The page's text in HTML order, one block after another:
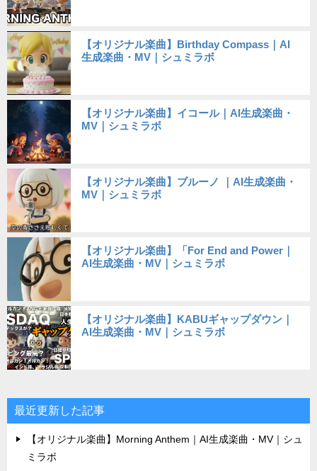
【オリジナル楽曲】Birthday Compass｜AI
生成楽曲・MV｜シュミラボ
【オリジナル楽曲】イコール｜AI生成楽曲・
MV｜シュミラボ
【オリジナル楽曲】ブルーノ ｜AI生成楽曲・
MV｜シュミラボ
【オリジナル楽曲】「For End and Power｜
AI生成楽曲・MV｜シュミラボ
【オリジナル楽曲】KABUギャップダウン｜
AI生成楽曲・MV｜シュミラボ
最近更新した記事
【オリジナル楽曲】Morning Anthem｜AI生成楽曲・MV｜シュ
ミラボ